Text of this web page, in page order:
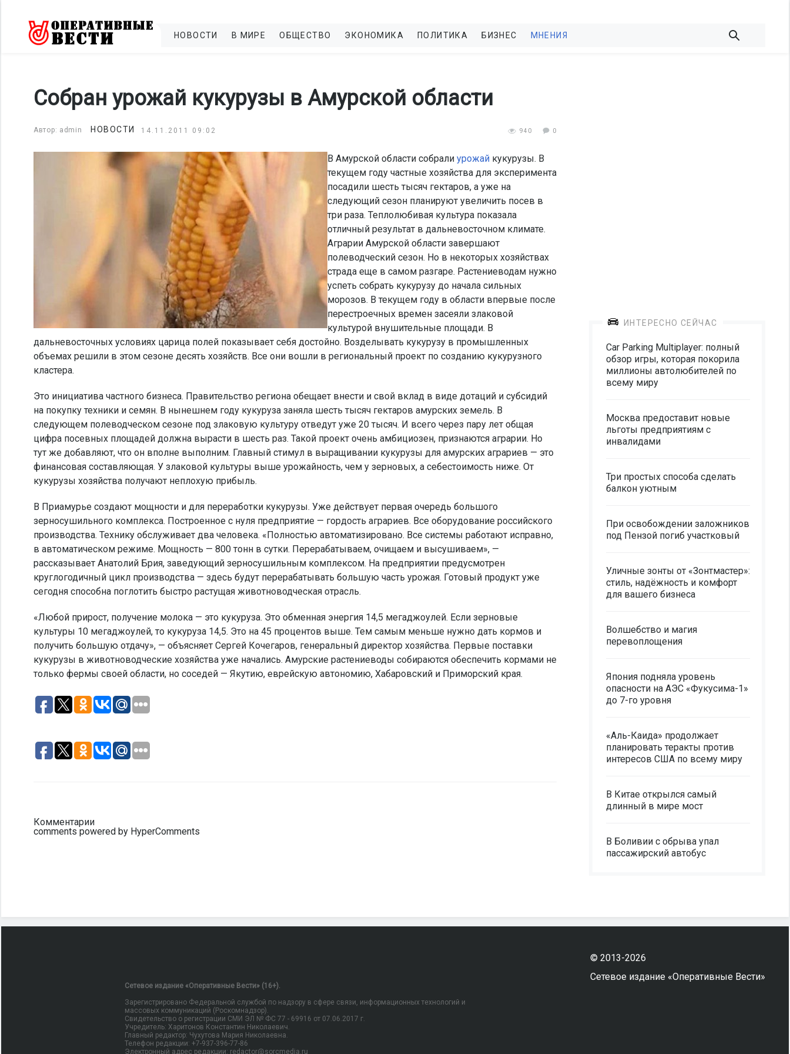
НОВОСТИ В МИРЕ ОБЩЕСТВО ЭКОНОМИКА ПОЛИТИКА БИЗНЕС МНЕНИЯ
Собран урожай кукурузы в Амурской области
Автор: admin НОВОСТИ 14.11.2011 09:02 940 0
В Амурской области собрали урожай кукурузы. В
текущем году частные хозяйства для эксперимента
посадили шесть тысяч гектаров, а уже на
следующий сезон планируют увеличить посев в
три раза. Теплолюбивая культура показала
отличный результат в дальневосточном климате.
Аграрии Амурской области завершают
полеводческий сезон. Но в некоторых хозяйствах
страда еще в самом разгаре. Растениеводам нужно
успеть собрать кукурузу до начала сильных
морозов. В текущем году в области впервые после
перестроечных времен засеяли злаковой
культурой внушительные площади. В
дальневосточных условиях царица полей показывает себя достойно. Возделывать кукурузу в промышленных
объемах решили в этом сезоне десять хозяйств. Все они вошли в региональный проект по созданию кукурузного
кластера.
Это инициатива частного бизнеса. Правительство региона обещает внести и свой вклад в виде дотаций и субсидий
на покупку техники и семян. В нынешнем году кукуруза заняла шесть тысяч гектаров амурских земель. В
следующем полеводческом сезоне под злаковую культуру отведут уже 20 тысяч. И всего через пару лет общая
цифра посевных площадей должна вырасти в шесть раз. Такой проект очень амбициозен, признаются аграрии. Но
тут же добавляют, что он вполне выполним. Главный стимул в выращивании кукурузы для амурских аграриев — это
финансовая составляющая. У злаковой культуры выше урожайность, чем у зерновых, а себестоимость ниже. От
кукурузы хозяйства получают неплохую прибыль.
В Приамурье создают мощности и для переработки кукурузы. Уже действует первая очередь большого
зерносушильного комплекса. Построенное с нуля предприятие — гордость аграриев. Все оборудование российского
производства. Технику обслуживает два человека. «Полностью автоматизировано. Все системы работают исправно,
в автоматическом режиме. Мощность — 800 тонн в сутки. Перерабатываем, очищаем и высушиваем», —
рассказывает Анатолий Брия, заведующий зерносушильным комплексом. На предприятии предусмотрен
круглогодичный цикл производства — здесь будут перерабатывать большую часть урожая. Готовый продукт уже
сегодня способна поглотить быстро растущая животноводческая отрасль.
«Любой прирост, получение молока — это кукуруза. Это обменная энергия 14,5 мегаджоулей. Если зерновые
культуры 10 мегаджоулей, то кукуруза 14,5. Это на 45 процентов выше. Тем самым меньше нужно дать кормов и
получить большую отдачу», — объясняет Сергей Кочегаров, генеральный директор хозяйства. Первые поставки
кукурузы в животноводческие хозяйства уже начались. Амурские растениеводы собираются обеспечить кормами не
только фермы своей области, но соседей — Якутию, еврейскую автономию, Хабаровский и Приморский края.
Комментарии
comments powered by HyperComments
ИНТЕРЕСНО СЕЙЧАС
Car Parking Multiplayer: полный
обзор игры, которая покорила
миллионы автолюбителей по
всему миру
Москва предоставит новые
льготы предприятиям с
инвалидами
Три простых способа сделать
балкон уютным
При освобождении заложников
под Пензой погиб участковый
Уличные зонты от «Зонтмастер»:
стиль, надёжность и комфорт
для вашего бизнеса
Волшебство и магия
перевоплощения
Япония подняла уровень
опасности на АЭС «Фукусима-1»
до 7-го уровня
«Аль-Каида» продолжает
планировать теракты против
интересов США по всему миру
В Китае открылся самый
длинный в мире мост
В Боливии с обрыва упал
пассажирский автобус
Сетевое издание «Оперативные Вести» (16+).
Зарегистрировано Федеральной службой по надзору в сфере связи, информационных технологий и
массовых коммуникаций (Роскомнадзор).
Свидетельство о регистрации СМИ ЭЛ № ФС 77 - 69916 от 07.06.2017 г.
Учредитель: Харитонов Константин Николаевич.
Главный редактор: Чухутова Мария Николаевна.
Телефон редакции: +7-937-396-77-86
Электронный адрес редакции: redactor@sorcmedia.ru
© 2013-2026
Сетевое издание «Оперативные Вести»